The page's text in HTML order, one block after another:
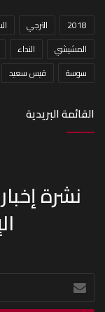
2018 الترجي
المشيشي
النداء
سوسة
قيس سعيد
القائمة البريدية
نشرة
أدخل
بريدك